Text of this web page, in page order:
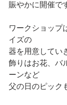
賑やかに開催で
ワークショップ
イズの
器を用意してい
飾りはお花、バ
ーンなど
父の日のピック